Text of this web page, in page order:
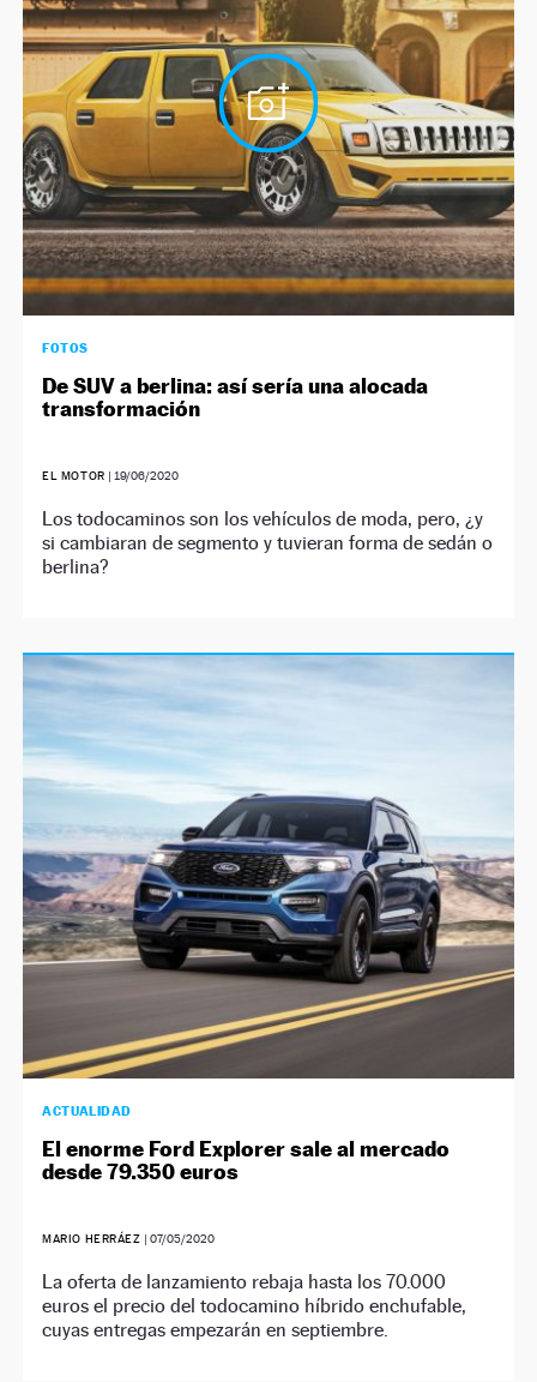
FOTOS
De SUV a berlina: así sería una alocada
transformación
EL MOTOR | 19/06/2020
Los todocaminos son los vehículos de moda, pero, ¿y
si cambiaran de segmento y tuvieran forma de sedán o
berlina?
ACTUALIDAD
El enorme Ford Explorer sale al mercado
desde 79.350 euros
MARIO HERRÁEZ | 07/05/2020
La oferta de lanzamiento rebaja hasta los 70.000
euros el precio del todocamino híbrido enchufable,
cuyas entregas empezarán en septiembre.